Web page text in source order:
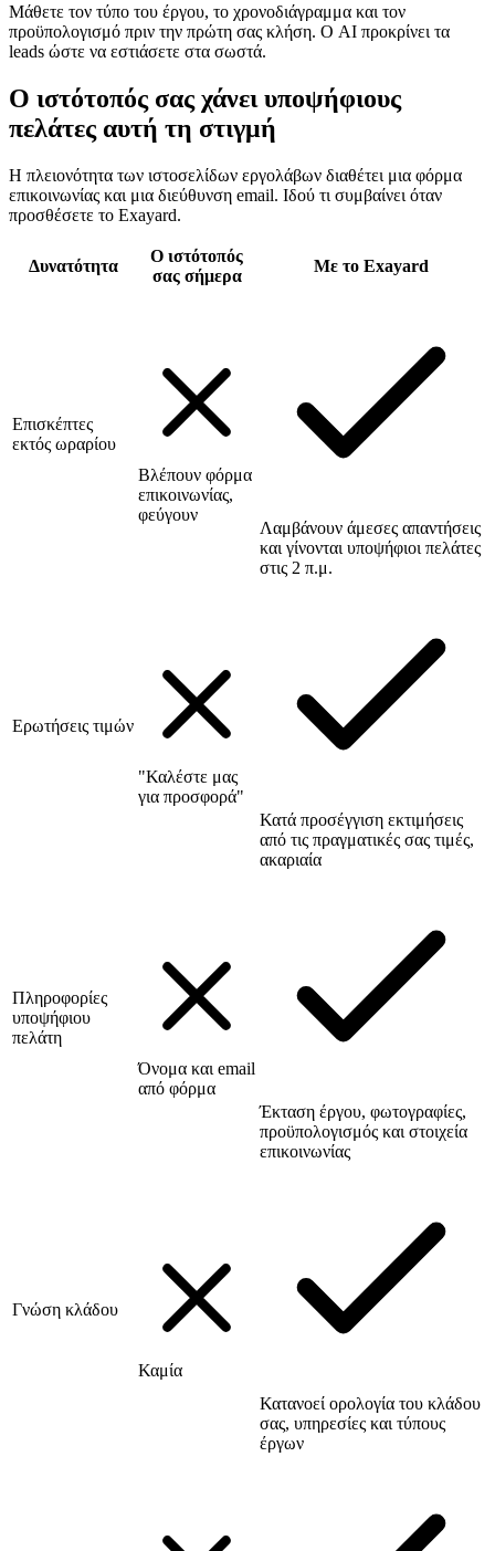
Μάθετε τον τύπο του έργου, το χρονοδιάγραμμα και τον
προϋπολογισμό πριν την πρώτη σας κλήση. Ο AI προκρίνει τα
leads ώστε να εστιάσετε στα σωστά.
Ο ιστότοπός σας χάνει υποψήφιους
πελάτες αυτή τη στιγμή
Η πλειονότητα των ιστοσελίδων εργολάβων διαθέτει μια φόρμα
επικοινωνίας και μια διεύθυνση email. Ιδού τι συμβαίνει όταν
προσθέσετε το Exayard.
Δυνατότητα
Ο ιστότοπός
σας σήμερα
Με το Exayard
Επισκέπτες
εκτός ωραρίου
Βλέπουν φόρμα
επικοινωνίας,
φεύγουν
Λαμβάνουν άμεσες απαντήσεις
και γίνονται υποψήφιοι πελάτες
στις 2 π.μ.
Ερωτήσεις τιμών
"Καλέστε μας
για προσφορά"
Κατά προσέγγιση εκτιμήσεις
από τις πραγματικές σας τιμές,
ακαριαία
Πληροφορίες
υποψήφιου
πελάτη
Όνομα και email
από φόρμα
Έκταση έργου, φωτογραφίες,
προϋπολογισμός και στοιχεία
επικοινωνίας
Γνώση κλάδου
Καμία
Κατανοεί ορολογία του κλάδου
σας, υπηρεσίες και τύπους
έργων